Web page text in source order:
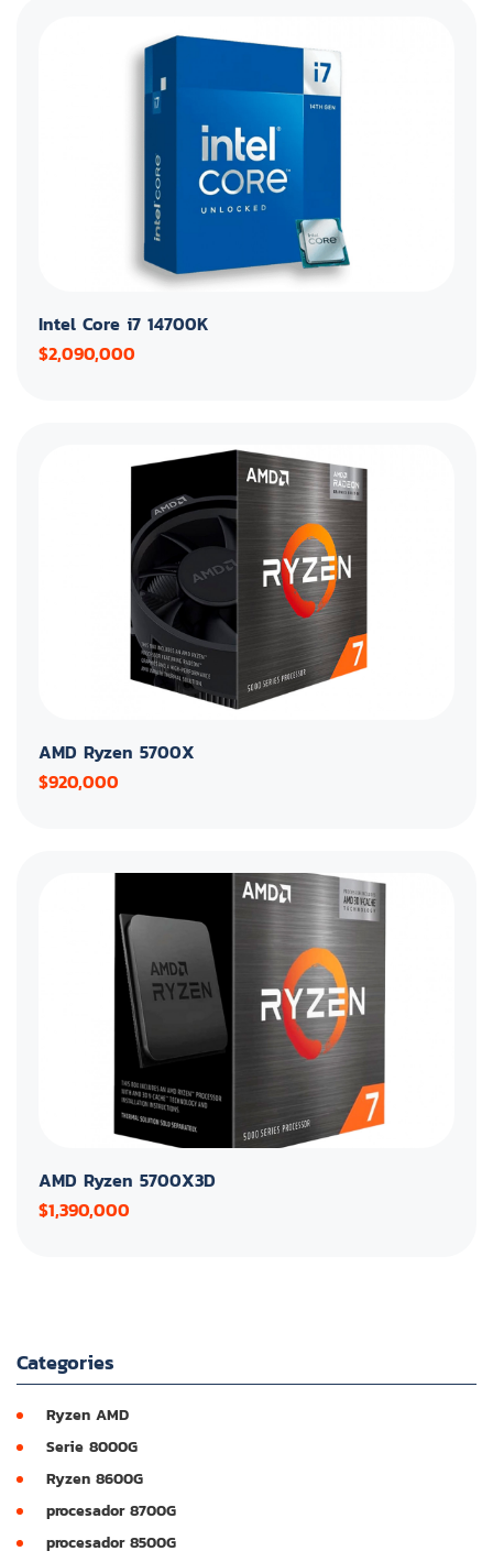
Intel Core i7 14700K
$2,090,000
AMD Ryzen 5700X
$920,000
AMD Ryzen 5700X3D
$1,390,000
Categories
Ryzen AMD
Serie 8000G
Ryzen 8600G
procesador 8700G
procesador 8500G